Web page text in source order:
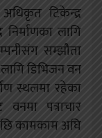
टिकेन्द्र
लागि
सम्झौता
डिभिजन वन
स्थलमा रहेका
पत्राचार
कामकाम अघि